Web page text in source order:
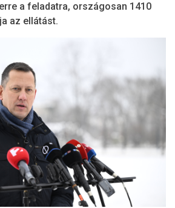
a feladatra, országosan 1410
az ellátást.